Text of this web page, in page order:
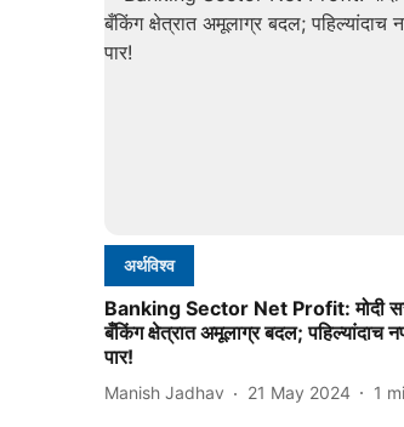
अर्थविश्व
Banking Sector Net Profit: मोदी
बँकिंग क्षेत्रात अमूलाग्र बदल; पहिल्यांदाच
पार!
Manish Jadhav 21 May 2024 1